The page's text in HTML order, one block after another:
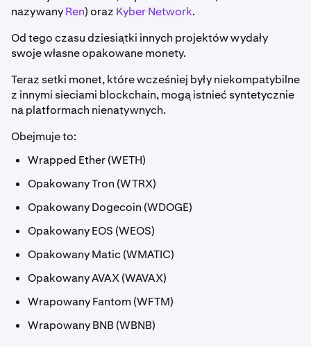
nazywanyRen) oraz Kyber Network.
Od tego czasu dziesiątki innych projektów wydały
swoje własne opakowane monety.
Teraz setki monet, które wcześniej były niekompatybilne
z innymi sieciami blockchain, mogą istnieć syntetycznie
na platformach nienatywnych.
Obejmuje to:
Wrapped Ether (WETH)
Opakowany Tron (WTRX)
Opakowany Dogecoin (WDOGE)
Opakowany EOS (WEOS)
Opakowany Matic (WMATIC)
Opakowany AVAX (WAVAX)
Wrapowany Fantom (WFTM)
Wrapowany BNB (WBNB)